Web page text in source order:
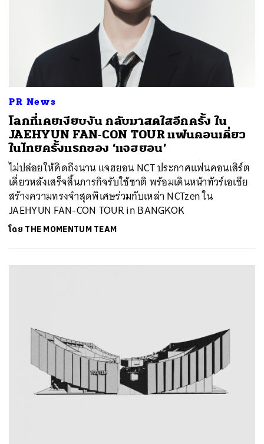
PR News
โลกที่เคยเงียบงัน กลับมาสดใสอีกครั้ง ใน
JAEHYUN FAN-CON TOURแฟนคอนเดี่ยว
ในไทยครั้งแรกของ ‘แจฮยอน’
ไม่ปล่อยให้คิดถึงนาน แจฮยอน NCT ประกาศแฟนคอนเสิร์ต
เดี่ยวหลังเสร็จสิ้นภารกิจรับใช้ชาติ พร้อมเดินหน้าทัวร์เอเชีย
สร้างความทรงจำสุดพิเศษร่วมกับเหล่า NCTzen ใน
JAEHYUN FAN-CON TOURin BANGKOK
โดย THE MOMENTUM TEAM